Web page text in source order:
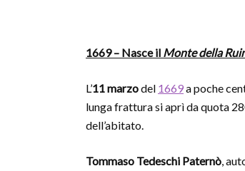
1669 – Nasce il Monte della
L’11 marzodel 1669a poche
lunga frattura si aprì da quota
dell’abitato.
Tommaso Tedeschi Paternò,